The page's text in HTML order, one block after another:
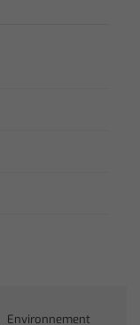
Environnement